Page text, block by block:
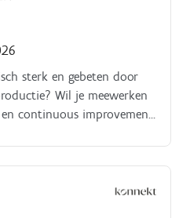
sterk en gebeten door
Wil je meewerken
continuous improvement